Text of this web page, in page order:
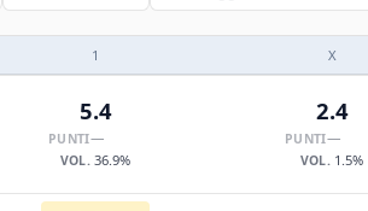
1 X
5.4
PUNTI—
VOL. 36.9%
2.4
PUNTI—
VOL. 1.5%